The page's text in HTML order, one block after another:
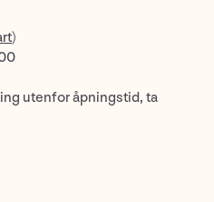
)
utenfor åpningstid, ta